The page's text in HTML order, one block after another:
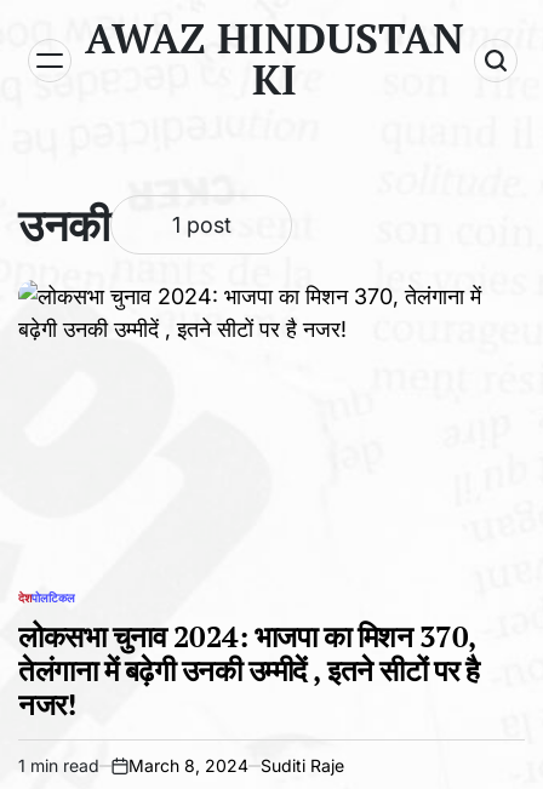
content
AWAZ HINDUSTAN
KI
उनकी 1 post
POSTED
देशपोलटिकल
लोकसभा चुनाव 2024: भाजपा का मिशन 370,
तेलंगाना में बढ़ेगी उनकी उम्मीदें , इतने सीटों पर है
नजर!
Estimated
1 min read
on
March 8, 2024 Suditi Raje